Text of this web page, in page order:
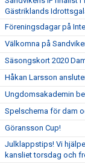
Gästriklands
Föreningsdagar på
Välkomna på
Säsongskort 2020
Håkan Larsson
Ungdomsakademin
Spelschema för dam
Göransson Cup!
Julklappstips! Vi
kansliet torsdag och